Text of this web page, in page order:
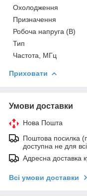
Охолодження
Призначення
Робоча напруга (В)
Тип
Частота, МГц
Приховати
Умови доставки
Нова Пошта
Поштова посилка
доступна не для
Адресна доставка
Всі умови доставки